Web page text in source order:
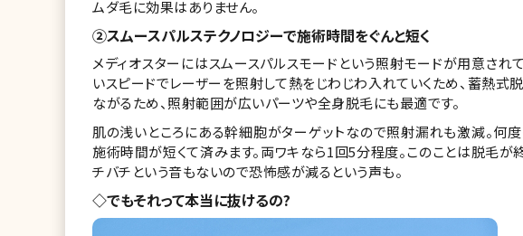
ムダ毛に効果はありません。
②スムースパルステクノロジーで施術時間をぐんと短く
メディオスターにはスムースパルスモードという照射モードが用意され
いスピードでレーザーを照射して熱をじわじわ入れていくため、蓄熱式
ながるため、照射範囲が広いパーツや全身脱毛にも最適です。
肌の浅いところにある幹細胞がターゲットなので照射漏れも激減。何
施術時間が短くて済みます。両ワキなら1回5分程度。このことは脱毛が
チバチという音もないので恐怖感が減るという声も。
◇でもそれって本当に抜けるの?